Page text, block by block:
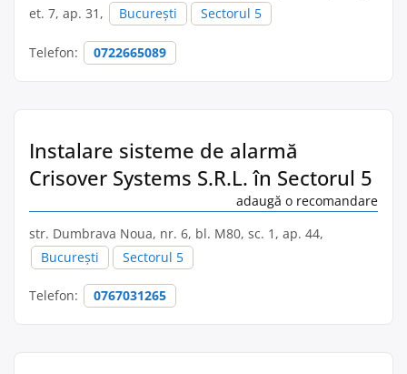
et. 7, ap. 31,
București Sectorul 5
Telefon: 0722665089
Instalare sisteme de alarmă
Crisover Systems S.R.L. în Sectorul 5
adaugă o recomandare
str. Dumbrava Noua, nr. 6, bl. M80, sc. 1, ap. 44,
București
Sectorul 5
Telefon: 0767031265